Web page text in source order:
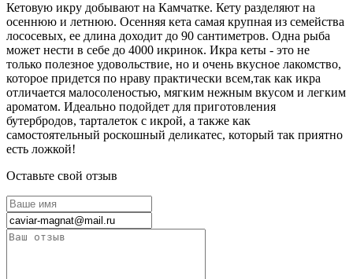
Кетовую икру добывают на Камчатке. Кету разделяют на
осеннюю и летнюю. Осенняя кета самая крупная из семейства
лососевых, ее длина доходит до 90 сантиметров. Одна рыба
может нести в себе до 4000 икринок. Икра кеты - это не
только полезное удовольствие, но и очень вкусное лакомство,
которое придется по нраву практически всем,так как икра
отличается малосоленостью, мягким нежным вкусом и легким
ароматом. Идеально подойдет для приготовления
бутербродов, тарталеток с икрой, а также как
самостоятельный роскошный деликатес, который так приятно
есть ложкой!
Оставьте свой отзыв